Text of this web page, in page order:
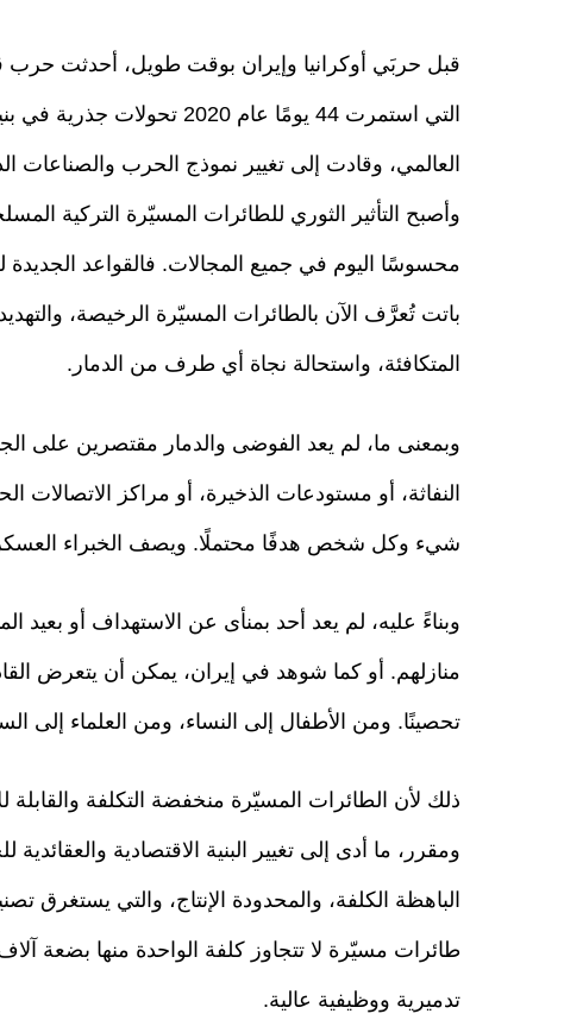
قبل حربَي أوكرانيا وإيران بوقت طويل، أحدثت حرب
التي استمرت 44 يومًا عام 2020 تحولات
العالمي، وقادت إلى تغيير نموذج الحرب والصناعات
وأصبح التأثير الثوري للطائرات المسيّرة التركية
محسوسًا اليوم في جميع المجالات. فالقواعد
باتت تُعرَّف الآن بالطائرات المسيّرة الرخيصة،
المتكافئة، واستحالة نجاة أي طرف من الدمار.
وبمعنى ما، لم يعد الفوضى والدمار مقتصرين على
النفاثة، أو مستودعات الذخيرة، أو مراكز
شيء وكل شخص هدفًا محتملًا. ويصف الخبراء
وبناءً عليه، لم يعد أحد بمنأى عن الاستهداف أو
منازلهم. أو كما شوهد في إيران، يمكن أن يتعرض
تحصينًا. ومن الأطفال إلى النساء، ومن العلماء إلى
ذلك لأن الطائرات المسيّرة منخفضة التكلفة
ومقرر، ما أدى إلى تغيير البنية الاقتصادية
الباهظة الكلفة، والمحدودة الإنتاج، والتي يستغرق
طائرات مسيّرة لا تتجاوز كلفة الواحدة منها بضعة
تدميرية ووظيفية عالية.